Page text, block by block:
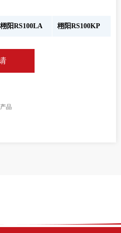
栩阳RS100LA 栩阳RS100KP
品